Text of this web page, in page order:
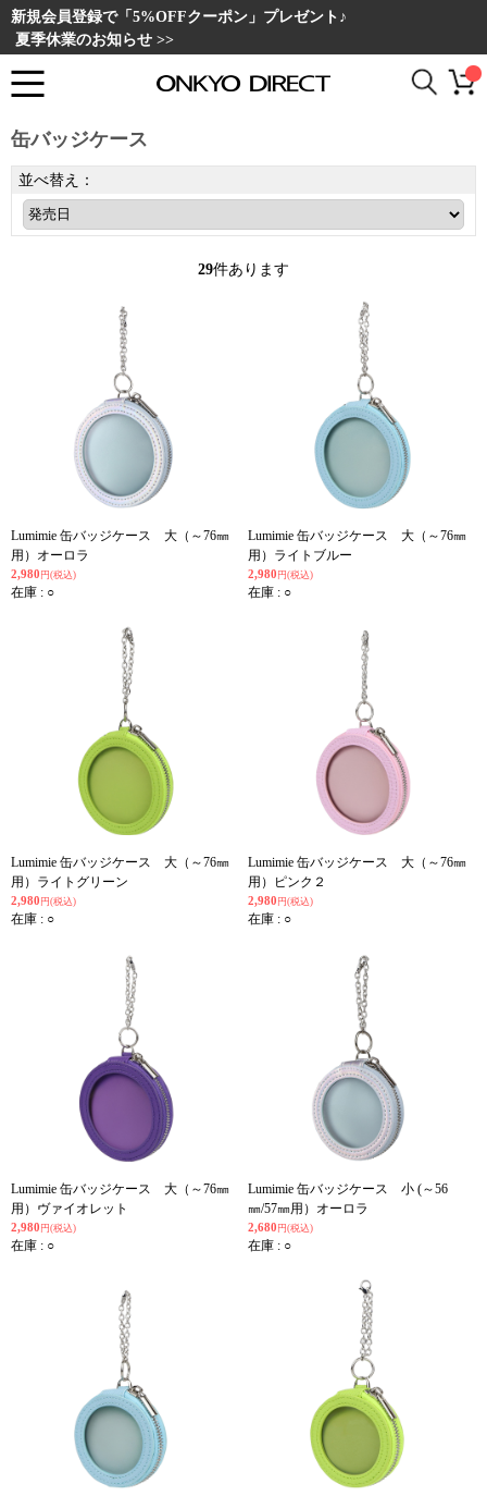
新規会員登録で「5%OFFクーポン」プレゼント♪
夏季休業のお知らせ >>
缶バッジケース
並べ替え：
29件あります
Lumimie 缶バッジケース 大（～76㎜
用）オーロラ
2,980 円(税込)
在庫 : ○
Lumimie 缶バッジケース 大（～76㎜
用）ライトブルー
2,980 円(税込)
在庫 : ○
Lumimie 缶バッジケース 大（～76㎜
用）ライトグリーン
2,980 円(税込)
在庫 : ○
Lumimie 缶バッジケース 大（～76㎜
用）ピンク２
2,980 円(税込)
在庫 : ○
Lumimie 缶バッジケース 大（～76㎜
用）ヴァイオレット
2,980 円(税込)
在庫 : ○
Lumimie 缶バッジケース 小 (～56
㎜/57㎜用）オーロラ
2,680 円(税込)
在庫 : ○